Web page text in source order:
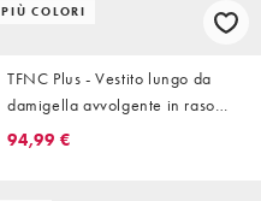
PIÙ COLORI
TFNC Plus - Vestito lungo da
damigella avvolgente in raso
verde
94,99 €